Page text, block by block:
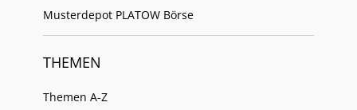
Musterdepot PLATOW Börse
THEMEN
Themen A-Z